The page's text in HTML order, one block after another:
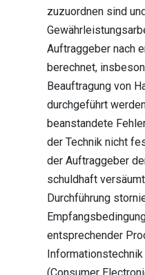
zuzuordnen sind
Auftraggeber nach
berechnet,
Beauftragung von
durchgeführt
beanstandete
der Technik nicht
der Auftraggeber
schuldhaft
Durchführung
entsprechender